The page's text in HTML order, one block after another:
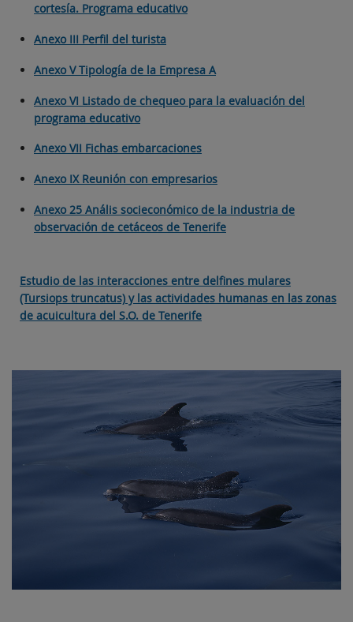
cortesía. Programa educativo
Anexo III Perfil del turista
Anexo V Tipología de la Empresa A
Anexo VI Listado de chequeo para la evaluación del
programa educativo
Anexo VII Fichas embarcaciones
Anexo IX Reunión con empresarios
Anexo 25 Anális socieconómico de la industria de
observación de cetáceos de Tenerife
Estudio de las interacciones entre delfines mulares
(Tursiops truncatus) y las actividades humanas en las zonas
de acuicultura del S.O. de Tenerife